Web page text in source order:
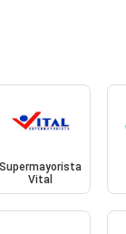
Supermayorista
Vital